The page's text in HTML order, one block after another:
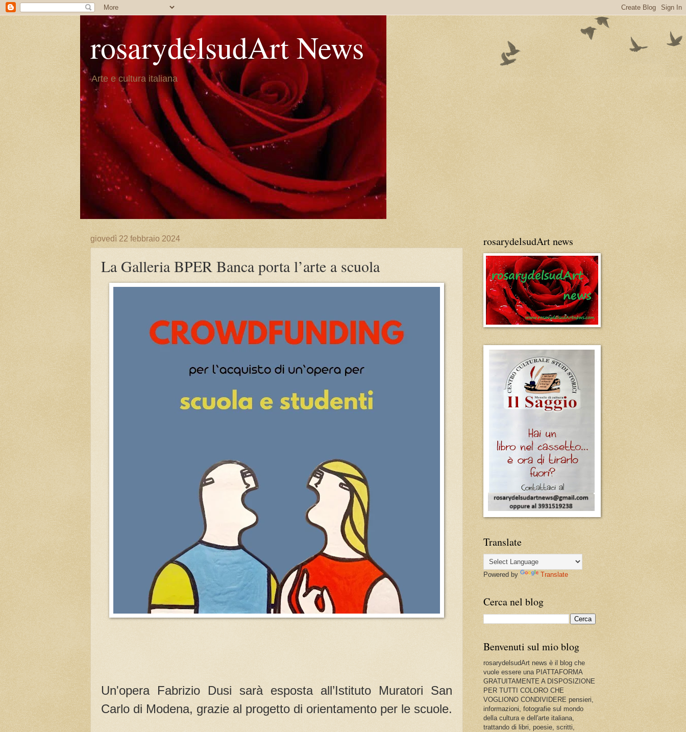
rosarydelsudArt News
Arte e cultura italiana
giovedì 22 febbraio 2024
La Galleria BPER Banca porta l’arte a scuola
Un'opera Fabrizio Dusi sarà esposta all’Istituto Muratori San
Carlo di Modena, grazie al progetto di orientamento per le scuole.
rosarydelsudArt news
Translate
Powered by Translate
Cerca nel blog
Benvenuti sul mio blog
rosarydelsudArt news è il blog che
vuole essere una PIATTAFORMA
GRATUITAMENTE A DISPOSIZIONE
PER TUTTI COLORO CHE
VOGLIONO CONDIVIDERE pensieri,
informazioni, fotografie sul mondo
della cultura e dell'arte italiana,
trattando di libri, poesie, scritti,